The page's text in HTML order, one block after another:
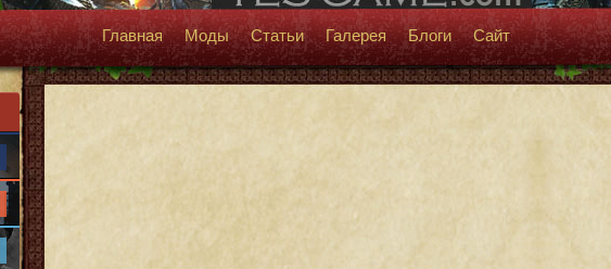
Главная Моды Статьи Галерея Блоги Сайт